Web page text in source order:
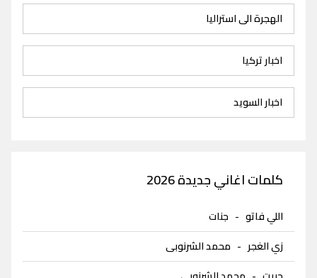
الهجرة الى استراليا
اخبار تركيا
اخبار السويد
كلمات اغاني جديدة 2026
اللي فاتو - جنات
زي الغجر - محمد الشرنوبى